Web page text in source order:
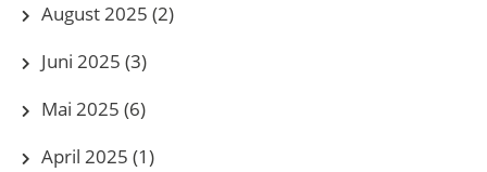
August 2025 (2)
Juni 2025 (3)
Mai 2025 (6)
April 2025 (1)